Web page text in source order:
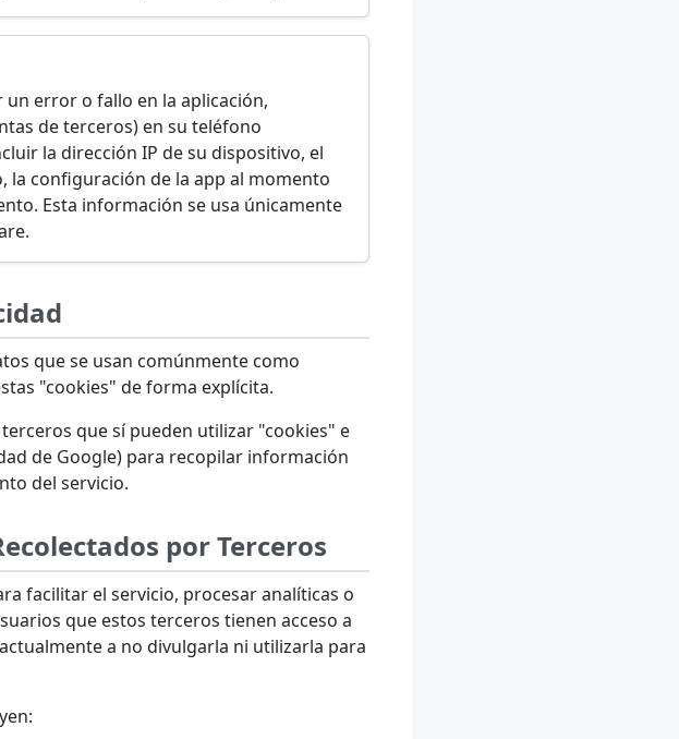
un error o fallo en la aplicación,
de terceros) en su teléfono
la dirección IP de su dispositivo, el
la configuración de la app al momento
Esta información se usa únicamente
que se usan comúnmente como
"cookies" de forma explícita.
que sí pueden utilizar "cookies" e
de Google) para recopilar información
del servicio.
por Terceros
facilitar el servicio, procesar analíticas o
que estos terceros tienen acceso a
a no divulgarla ni utilizarla para